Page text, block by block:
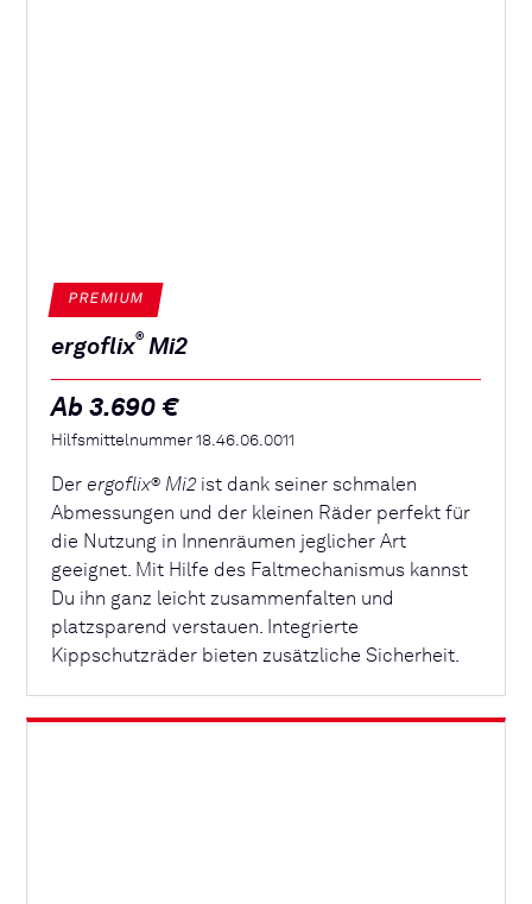
PREMIUM
ergoflix® Mi2
Ab 3.690 €
Hilfsmittelnummer 18.46.06.0011
Derergoflix® Mi2ist dank seiner schmalen
Abmessungen und der kleinen Räder perfekt für
die Nutzung in Innenräumen jeglicher Art
geeignet. Mit Hilfe des Faltmechanismus kannst
Du ihn ganz leicht zusammenfalten und
platzsparend verstauen. Integrierte
Kippschutzräder bieten zusätzliche Sicherheit.